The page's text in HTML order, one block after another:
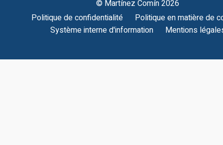
© Martínez Comín 2026
Politique de confidentialité
Politique en matière de
Système interne d'information
Mentions